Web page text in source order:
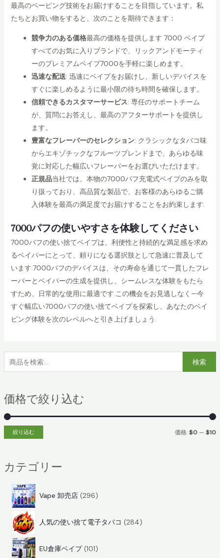
検
索
検索
価格で絞り込む
絞り込む 価格:$0 —$10
カテゴリー
Vape 卸売店 296
6
品
人気の使い捨て電子タバコ 284
EU倉庫ベイプ 101
最高のベーピング技術をお届けすることを目指しています。私
たちとお買い物をすると、次のことを期待できます：
競争力のある価格最高の価格を提供します 7000 ベイプ
すべてのお気に入りブランドで、リックアンドモーティ
ーのプレミアムベイプ7000を手軽に楽しめます。
迅速な配送: 迅速にベイプをお届けし、新しいデバイスを
すぐに楽しめるように最小限の待ち時間を確保します。
信頼できるカスタマーサービス: 専任のサポートチーム
が、質問にお答えし、最高のアフターサポートを提供し
ます。
豊富なフレーバーのセレクション: クラシックなタバコ味
からエキゾチックなフルーツブレンドまで、あらゆる味
覚に対応した幅広いフレーバーをお選びいただけます。
正規品当社では、本物の7000パフ充電式ベイプのみを取
り扱っており、高品質な製品で、お客様のあらゆるご購
入体験を最高の満足度でお届けすることをお約束します.
7000パフの使いやすさを体験してください
7000パフの使い捨てベイプは、利便性と持続的な満足感を求め
るベイパーにとって、頼りになる選択肢として急速に普及して
います.7000パフのデバイスは、その寿命を通じて一貫したフレ
ーバーとベイパーの生成を提供し、シームレスな体験をもたら
すため、日常的な使用に最適です.この機会をお見逃しなく—今
すぐ幅広い7000パフの使い捨てベイプを探索し、あなたのベイ
ピング体験を次のレベルへと引き上げましょう.